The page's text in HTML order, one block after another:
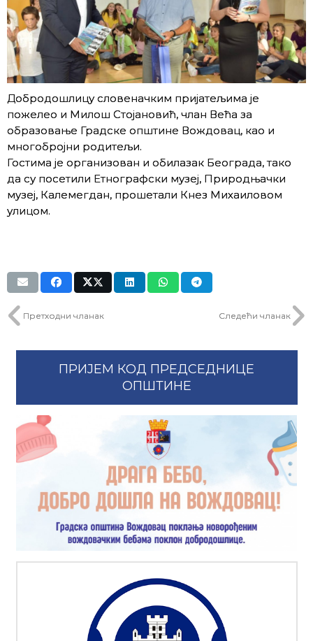
Добродошлицу словеначким пријатељима је
пожелео и Милош Стојановић, члан Већа за
образовање Градске општине Вождовац, као и
многобројни родитељи.
Гостима је организован и обилазак Београда, тако
да су посетили Етнографски музеј, Природњачки
музеј, Калемегдан, прошетали Кнез Михаиловом
улицом.
Претходни чланак Следећи чланак
ПРИЈЕМ КОД ПРЕДСЕДНИЦЕ
ОПШТИНЕ